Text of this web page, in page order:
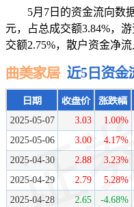
5月7日的资金流向数据
元，占总成交额3.84%，
交额2.75%，散户资金净流